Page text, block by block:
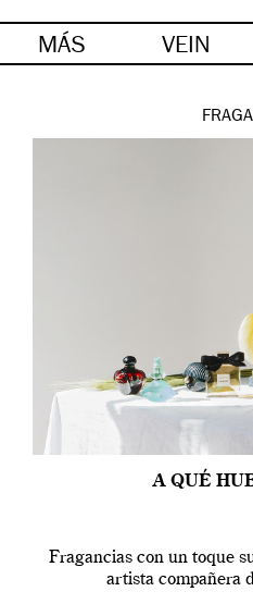
MÁS VEIN
A QUÉ
Fragancias con un toque
artista compañera